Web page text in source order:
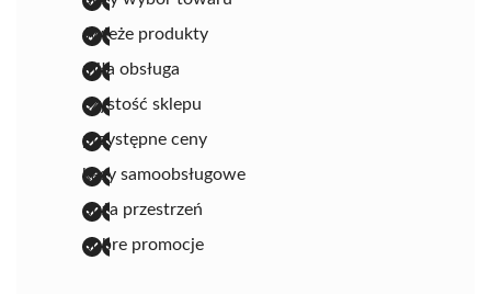
świeże produkty
miła obsługa
czystość sklepu
przystępne ceny
kasy samoobsługowe
duża przestrzeń
dobre promocje